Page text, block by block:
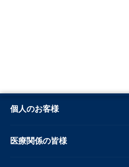
個人のお客様
医療関係の皆様